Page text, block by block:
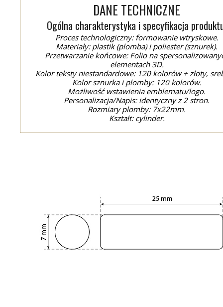
DANE TECHNICZNE
Ogólna charakterystyka i specyfikacja
Proces technologiczny: formowanie wtryskowe.
Materiały: plastik (plomba) i poliester (sznurek).
Przetwarzanie końcowe: Folio na
elementach 3D.
Kolor teksty niestandardowe: 120 kolorów + złoty,
Kolor sznurka i plomby: 120 kolorów.
Możliwość wstawienia emblematu/logo.
Personalizacja/Napis: identyczny z 2 stron.
Rozmiary plomby: 7x22mm.
Kształt: cylinder.